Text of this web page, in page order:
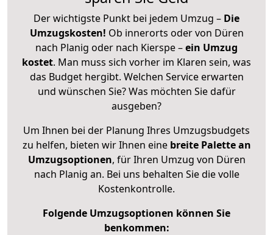
Der wichtigste Punkt bei jedem Umzug – Die
Umzugskosten! Ob innerorts oder von Düren
nach Planig oder nach Kierspe –ein Umzug
kostet. Man muss sich vorher im Klaren sein, was
das Budget hergibt. Welchen Service erwarten
und wünschen Sie? Was möchten Sie dafür
ausgeben?
Um Ihnen bei der Planung Ihres Umzugsbudgets
zu helfen, bieten wir Ihnen eine breite Palette an
Umzugsoptionen, für Ihren Umzug von Düren
nach Planig an. Bei uns behalten Sie die volle
Kostenkontrolle.
Folgende Umzugsoptionen können Sie
benkommen: